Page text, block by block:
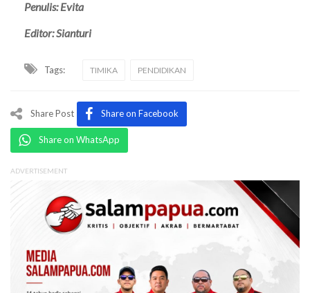
Penulis: Evita
Editor: Sianturi
Tags: TIMIKA PENDIDIKAN
Share Post Share on Facebook
Share on WhatsApp
ADVERTISEMENT